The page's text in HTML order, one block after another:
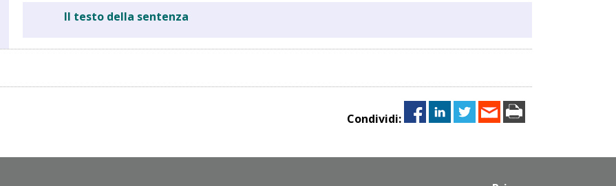
Il testo della sentenza
Condividi: